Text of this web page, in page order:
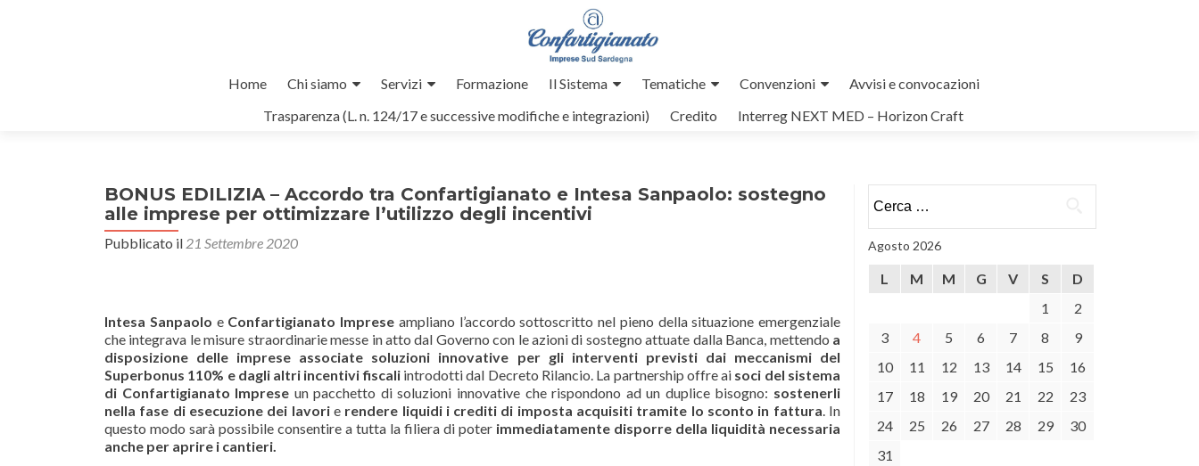
Home Chi siamo Servizi Formazione Il Sistema Tematiche Convenzioni
Avvisi e convocazioni
Trasparenza (L. n. 124/17 e successive modifiche e integrazioni)
Credito Interreg NEXT MED – Horizon Craft
BONUS EDILIZIA – Accordo tra Confartigianato e Intesa Sanpaolo: sostegno
alle imprese per ottimizzare l’utilizzo degli incentivi
Pubblicato il 21 Settembre 2020
Intesa Sanpaolo eConfartigianato Imprese ampliano l’accordo sottoscritto nel pieno della situazione emergenziale
che integrava le misure straordinarie messe in atto dal Governo con le azioni di sostegno attuate dalla Banca, mettendo a
disposizione delle imprese associate soluzioni innovative per gli interventi previsti dai meccanismi del
Superbonus 110% e dagli altri incentivi fiscaliintrodotti dal Decreto Rilancio. La partnership offre ai soci del sistema
di Confartigianato Imprese un pacchetto di soluzioni innovative che rispondono ad un duplice bisogno: sostenerli
nella fase di esecuzione dei lavorie rendere liquidi i crediti di imposta acquisiti tramite lo sconto in fattura. In
questo modo sarà possibile consentire a tutta la filiera di poter immediatamente disporre della liquidità necessaria
anche per aprire i cantieri.
per:
Agosto 2026
L M M G V S
D
1
2
3
4 5 6 7 8
9
10
11 12 13 14 15
16
17
18 19 20 21 22
23
24
25 26 27 28 29
30
31